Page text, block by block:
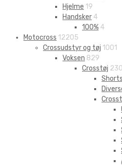
Hjelme 19
Handsker 4
100% 4
Motocross 12205
Crossudstyr og tøj 1001
Voksen 829
Crosstøj 230
Shorts